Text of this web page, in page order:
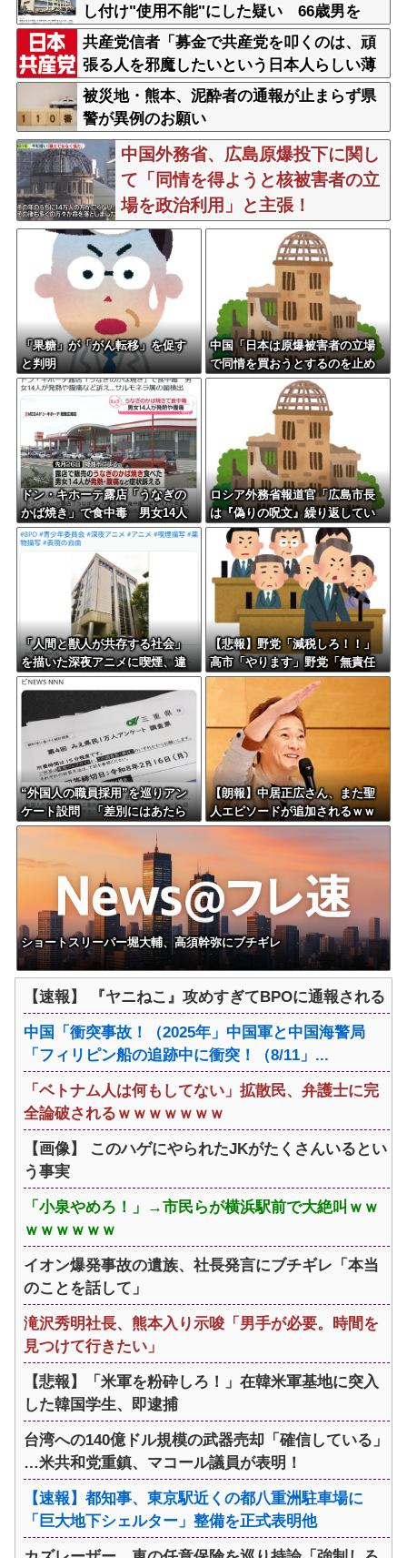
し付け"使用不能"にした疑い 66歳男を
「器物損壊」容疑で逮捕 札幌市
共産党信者「募金で共産党を叩くのは、頑
張る人を邪魔したいという日本人らしい薄
暗い欲望のせい」
被災地・熊本、泥酔者の通報が止まらず県
警が異例のお願い
中国外務省、広島原爆投下に関し
て「同情を得ようと核被害者の立
場を政治利用」と主張！
「果糖」が「がん転移」を促す
と判明
中国「日本は原爆被害者の立場
で同情を買おうとするのを止め
ろ」
ドン・キホーテ露店「うなぎの
かば焼き」で食中毒 男女14人
が発熱や腹痛など訴え…サルモ
ネラ属の菌検出
ロシア外務省報道官「広島市長
は『偽りの呪文』繰り返してい
る」 平和宣言を非難
「人間と獣人が共存する社会」
を描いた深夜アニメに喫煙、違
法薬物の連想シーンも…視聴者
批判でBPO議論
【悲報】野党「減税しろ！！」
高市「やります」野党「無責任
な減税はやめろ！財源はどうす
“外国人の職員採用”を巡りアン
ケート設問 「差別にはあたら
ない」として公表する方針を決
【朗報】中居正広さん、また聖
人エピソードが追加されるｗｗ
ｗｗｗ
ショートスリーパー堀大輔、高須幹弥にブチギレ
【速報】 『ヤニねこ』攻めすぎてBPOに通報される
中国「衝突事故！（2025年」中国軍と中国海警局
「フィリピン船の追跡中に衝突！（8/11」...
「ベトナム人は何もしてない」拡散民、弁護士に完
全論破されるｗｗｗｗｗｗｗ
【画像】 このハゲにやられたJKがたくさんいるとい
う事実
「小泉やめろ！」→市民らが横浜駅前で大絶叫ｗｗ
ｗｗｗｗｗｗ
イオン爆発事故の遺族、社長発言にブチギレ「本当
のことを話して」
滝沢秀明社長、熊本入り示唆「男手が必要。時間を
見つけて行きたい」
【悲報】「米軍を粉砕しろ！」在韓米軍基地に突入
した韓国学生、即逮捕
台湾への140億ドル規模の武器売却「確信している」
…米共和党重鎮、マコール議員が表明！
【速報】都知事、東京駅近くの都八重洲駐車場に
「巨大地下シェルター」整備を正式表明他